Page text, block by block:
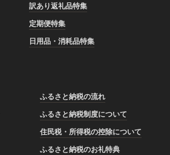
訳あり返礼品特集
定期便特集
日用品・消耗品特集
ふるさと納税の流れ
ふるさと納税制度について
住民税・所得税の控除について
ふるさと納税のお礼特典